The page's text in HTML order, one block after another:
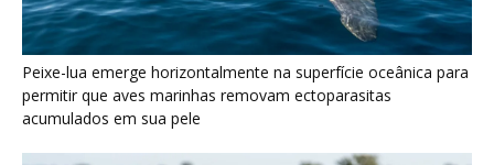
Peixe-lua emerge horizontalmente na superfície oceânica para
permitir que aves marinhas removam ectoparasitas
acumulados em sua pele